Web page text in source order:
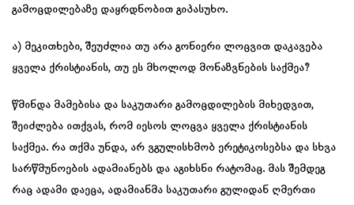
გამოცდილებაზე დაყრდნობით გიპასუხო.
ა) მეკითხები, შეუძლია თუ არა გონიერი ლოცვით დაკავება
ყველა ქრისტიანის, თუ ეს მხოლოდ მონაზვნების საქმეა?
წმინდა მამებისა და საკუთარი გამოცდილების მიხედვით,
შეიძლება ითქვას, რომ იესოს ლოცვა ყველა ქრისტიანის
საქმეა. რა თქმა უნდა, არ ვგულისხმობ ერეტიკოსებსა და სხვა
სარწმუნოების ადამიანებს და აგიხსნი რატომაც. მას შემდეგ
რაც ადამი დაეცა, ადამიანმა საკუთარი გულიდან ღმერთი